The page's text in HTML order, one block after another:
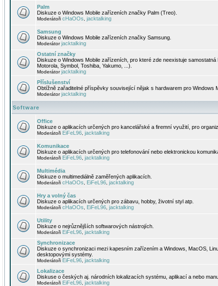
Palm
Diskuze o Windows Mobile zařízeních značky Palm (Treo).
Moderátoři cHaOOs jacktalking
Samsung
Diskuze o Windows Mobile zařízeních značky Samsung.
Moderátorjacktalking
Ostatní značky
Diskuze o Windows Mobile zařízeních, pro které zde neexistuje
Motorola, Symbol, Toshiba, Yakumo, ...).
Moderátorjacktalking
Příslušenství
Obtížně zařaditelné příspěvky související nějak s hardwarem pro Windows
Moderátorjacktalking
Software
Office
Diskuze o aplikacích určených pro kancelářské a firemní využití, pro
Moderátoři EiFeL96 jacktalking
Komunikace
Diskuze o aplikacích určených pro telefonování nebo elektronickou
Moderátoři EiFeL96 jacktalking
Multimédia
Diskuze o multimediálně zaměřených aplikacích.
Moderátoři cHaOOs EiFeL96 jacktalking
Hry a volný čas
Diskuze o aplikacích určených pro zábavu, hobby, životní styl atp.
Moderátoři cHaOOs EiFeL96 jacktalking
Utility
Diskuze o nejrůznějších softwarových nástrojích.
Moderátoři EiFeL96 jacktalking
Synchronizace
Diskuze o synchronizaci mezi kapesním zařízením a Windows, MacOS,
desktopovými systémy.
Moderátoři EiFeL96 jacktalking
Lokalizace
Diskuse o českých aj. národních lokalizacích systému, aplikací a nebo
Moderátoři EiFeL96 jacktalking